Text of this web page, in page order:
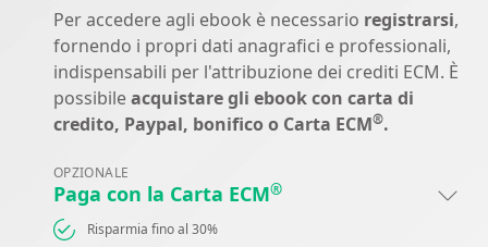
Per accedere agli ebook è necessario registrarsi,
fornendo i propri dati anagrafici e professionali,
indispensabili per l'attribuzione dei crediti ECM. È
possibileacquistare gli ebook con carta di
credito, Paypal, bonifico o Carta ECM®.
OPZIONALE
Paga con la Carta ECM®
Risparmia fino al 30%